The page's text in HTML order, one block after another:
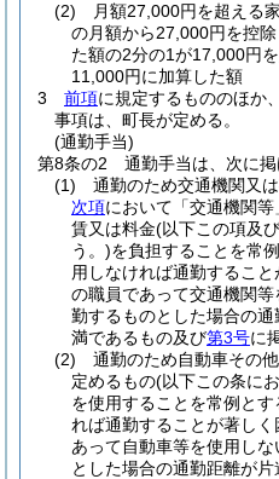
(2)
月額27,000円を超える
の月額から27,000円を控
た額の2分の1が17,000円
11,000円に加算した額
3
前項に規定するもののほか
事項は、町長が定める。
(通勤手当)
第8条の2
通勤手当は、次に掲
(1)
通勤のため交通機関又
次項において「交通機関等
賃又は料金(以下この項及び
う。)を負担することを常
用しなければ通勤するこ
の職員であって交通機関
勤するものとした場合の
満であるもの及び第3号に
(2)
通勤のため自動車その
定めるもの(以下この条に
を使用することを常例とす
れば通勤することが著し
あって自動車等を使用し
とした場合の通勤距離が